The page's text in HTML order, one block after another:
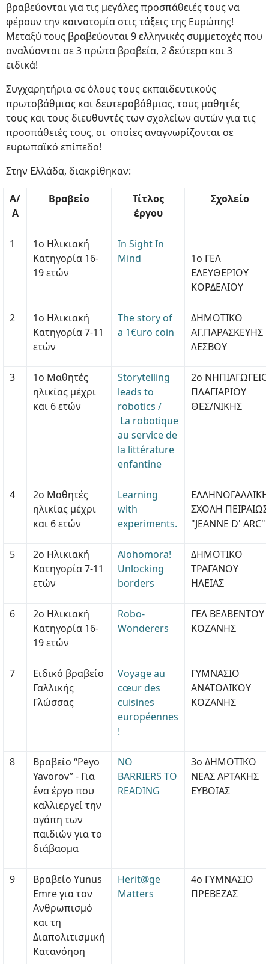
βραβεύονται για τις μεγάλες προσπάθειές τους να
φέρουν την καινοτομία στις τάξεις της Ευρώπης!
Μεταξύ τους βραβεύονται 9 ελληνικές συμμετοχές που
αναλύονται σε 3 πρώτα βραβεία, 2 δεύτερα και 3
ειδικά!
Συγχαρητήρια σε όλους τους εκπαιδευτικούς
πρωτοβάθμιας και δευτεροβάθμιας, τους μαθητές
τους και τους διευθυντές των σχολείων αυτών για τις
προσπάθειές τους, οι οποίες αναγνωρίζονται σε
ευρωπαϊκό επίπεδο!
Στην Ελλάδα, διακρίθηκαν:
Α/
Α
Βραβείο
Τίτλος
έργου
Σχολείο
1
1ο Ηλικιακή
Κατηγορία 16-
19 ετών
In Sight In
Mind
1ο ΓΕΛ
ΕΛΕΥΘΕΡΙΟΥ
ΚΟΡΔΕΛΙΟΥ
2
1ο Ηλικιακή
Κατηγορία 7-11
ετών
The story of
a 1€uro coin
ΔΗΜΟΤΙΚΟ
ΑΓ.ΠΑΡΑΣΚΕΥΗΣ
ΛΕΣΒΟΥ
3
1ο Μαθητές
ηλικίας μέχρι
και 6 ετών
Storytelling
leads to
robotics /
La robotique
au service de
la littérature
enfantine
2ο ΝΗΠΙΑΓΩΓΕΙΟ
ΠΛΑΓΙΑΡΙΟΥ
ΘΕΣ/ΝΙΚΗΣ
4
2ο Μαθητές
ηλικίας μέχρι
και 6 ετών
Learning
with
experiments.
ΕΛΛΗΝΟΓΑΛΛΙΚΗ
ΣΧΟΛΗ ΠΕΙΡΑΙΩΣ
"JEANNE D' ARC"
5
2ο Ηλικιακή
Κατηγορία 7-11
ετών
Alohomora!
Unlocking
borders
ΔΗΜΟΤΙΚΟ
ΤΡΑΓΑΝΟΥ
ΗΛΕΙΑΣ
6
2ο Ηλικιακή
Κατηγορία 16-
19 ετών
Robo-
Wonderers
ΓΕΛ ΒΕΛΒΕΝΤΟΥ
ΚΟΖΑΝΗΣ
7
Ειδικό βραβείο
Γαλλικής
Γλώσσας
Voyage au
cœur des
cuisines
européennes
!
ΓΥΜΝΑΣΙΟ
ΑΝΑΤΟΛΙΚΟΥ
ΚΟΖΑΝΗΣ
8
Βραβείο “Peyo
Yavorov” - Για
ένα έργο που
καλλιεργεί την
αγάπη των
παιδιών για το
διάβασμα
NO
BARRIERS TO
READING
3ο ΔΗΜΟΤΙΚΟ
ΝΕΑΣ ΑΡΤΑΚΗΣ
ΕΥΒΟΙΑΣ
9
Βραβείο Yunus
Emre για τον
Ανθρωπισμό
και τη
Διαπολιτισμική
Κατανόηση
Herit@ge
Matters
4ο ΓΥΜΝΑΣΙΟ
ΠΡΕΒΕΖΑΣ